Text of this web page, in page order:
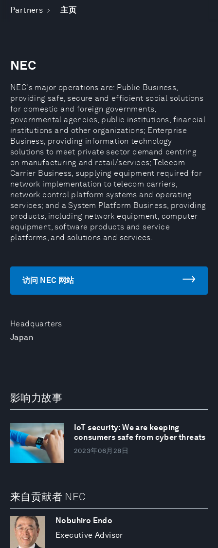
Partners 主页
Headquarters
Japan
NEC
NEC's major operations are: Public Business,
providing safe, secure and efficient social solutions
for domestic and foreign governments,
governmental agencies, public institutions, financial
institutions and other organizations; Enterprise
Business, providing information technology
solutions to meet private sector demand centring
on manufacturing and retail/services; Telecom
Carrier Business, supplying equipment required for
network implementation to telecom carriers,
network control platform systems and operating
services; and a System Platform Business, providing
products, including network equipment, computer
equipment, software products and service
platforms, and solutions and services.
访问 NEC 网站
影响力故事
IoT security: We are keeping
consumers safe from cyber threats
2023年06月28日
来自贡献者 NEC
Nobuhiro Endo
Executive Advisor